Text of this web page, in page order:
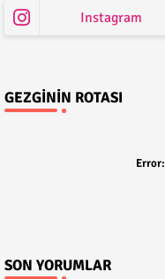
Instagram
GEZGININ ROTASI
Error:
SON YORUMLAR